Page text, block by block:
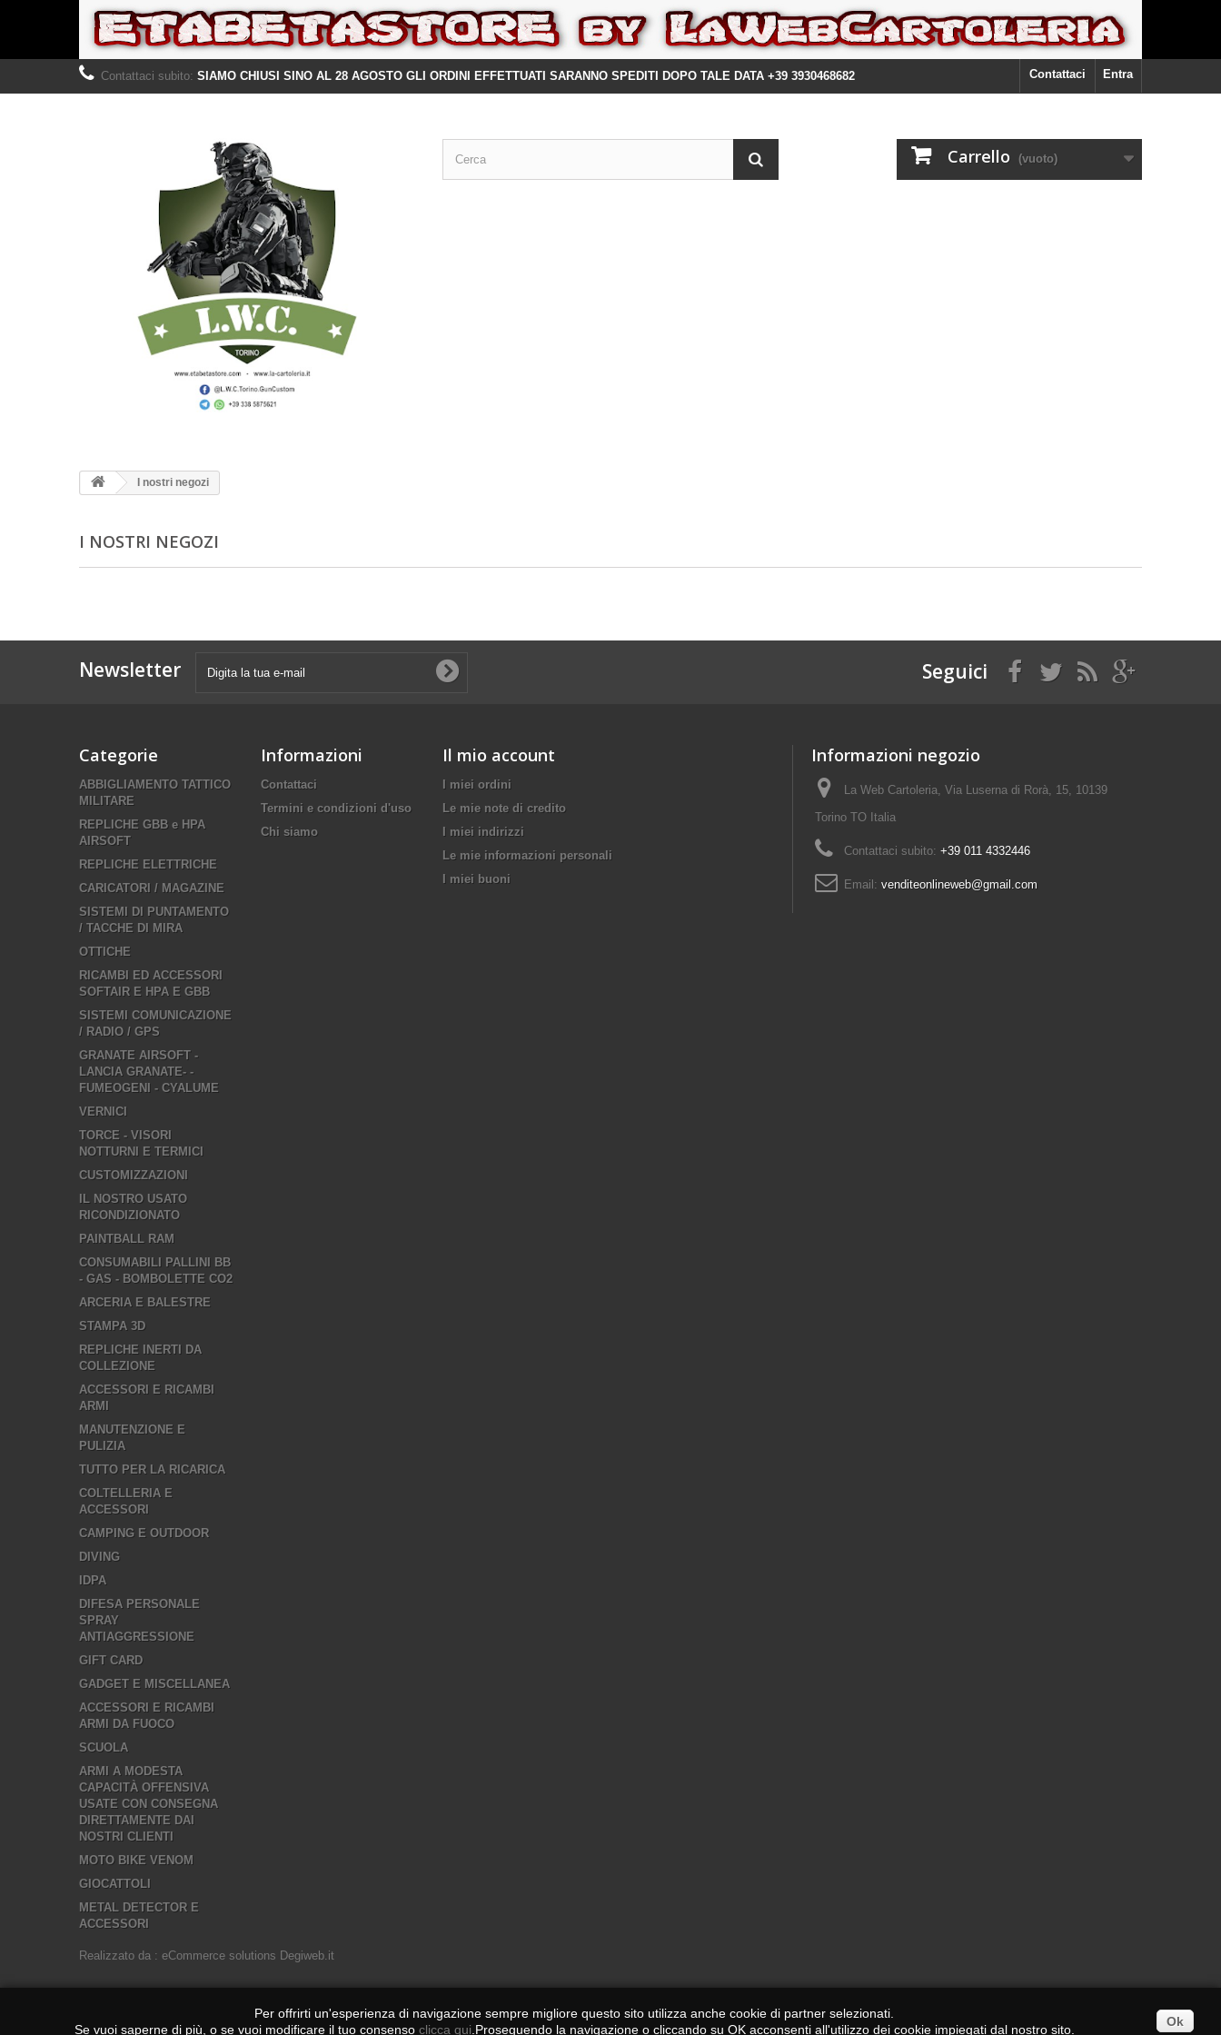
Entra
Contattaci
Contattaci subito: SIAMO CHIUSI SINO AL 28 AGOSTO GLI ORDINI EFFETTUATI SARANNO SPEDITI DOPO TALE DATA +39 3930468682
Carrello (vuoto)
I nostri negozi
I NOSTRI NEGOZI
Newsletter Seguici
Categorie
ABBIGLIAMENTO TATTICO
MILITARE
REPLICHE GBB e HPA
AIRSOFT
REPLICHE ELETTRICHE
CARICATORI / MAGAZINE
SISTEMI DI PUNTAMENTO
/ TACCHE DI MIRA
OTTICHE
RICAMBI ED ACCESSORI
SOFTAIR E HPA E GBB
SISTEMI COMUNICAZIONE
/ RADIO / GPS
GRANATE AIRSOFT -
LANCIA GRANATE- -
FUMEOGENI - CYALUME
VERNICI
TORCE - VISORI
NOTTURNI E TERMICI
CUSTOMIZZAZIONI
IL NOSTRO USATO
RICONDIZIONATO
PAINTBALL RAM
CONSUMABILI PALLINI BB
- GAS - BOMBOLETTE CO2
ARCERIA E BALESTRE
STAMPA 3D
REPLICHE INERTI DA
COLLEZIONE
ACCESSORI E RICAMBI
ARMI
MANUTENZIONE E
PULIZIA
TUTTO PER LA RICARICA
COLTELLERIA E
ACCESSORI
CAMPING E OUTDOOR
DIVING
IDPA
DIFESA PERSONALE
SPRAY
ANTIAGGRESSIONE
GIFT CARD
GADGET E MISCELLANEA
ACCESSORI E RICAMBI
ARMI DA FUOCO
SCUOLA
ARMI A MODESTA
CAPACITÀ OFFENSIVA
USATE CON CONSEGNA
DIRETTAMENTE DAI
NOSTRI CLIENTI
MOTO BIKE VENOM
GIOCATTOLI
METAL DETECTOR E
ACCESSORI
Informazioni
Contattaci
Termini e condizioni d'uso
Chi siamo
Il mio account
I miei ordini
Le mie note di credito
I miei indirizzi
Le mie informazioni personali
I miei buoni
Informazioni negozio
La Web Cartoleria, Via Luserna di Rorà, 15, 10139
Torino TO Italia
Contattaci subito: +39 011 4332446
Email: venditeonlineweb@gmail.com
Per offrirti un'esperienza di navigazione sempre migliore questo sito utilizza anche cookie di partner selezionati.
Se vuoi saperne di più, o se vuoi modificare il tuo consenso clicca qui .Proseguendo la navigazione o cliccando su OK acconsenti all'utilizzo dei cookie impiegati dal nostro sito.
Ok
Realizzato da : eCommerce solutions Degiweb.it